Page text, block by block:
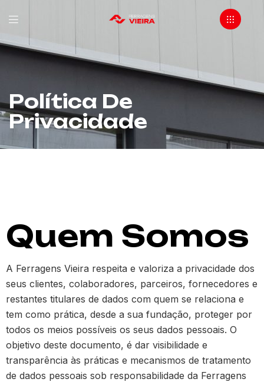
Política De
Privacidade
Quem Somos
A Ferragens Vieira respeita e valoriza a privacidade dos
seus clientes, colaboradores, parceiros, fornecedores e
restantes titulares de dados com quem se relaciona e
tem como prática, desde a sua fundação, proteger por
todos os meios possíveis os seus dados pessoais. O
objetivo deste documento, é dar visibilidade e
transparência às práticas e mecanismos de tratamento
de dados pessoais sob responsabilidade da Ferragens